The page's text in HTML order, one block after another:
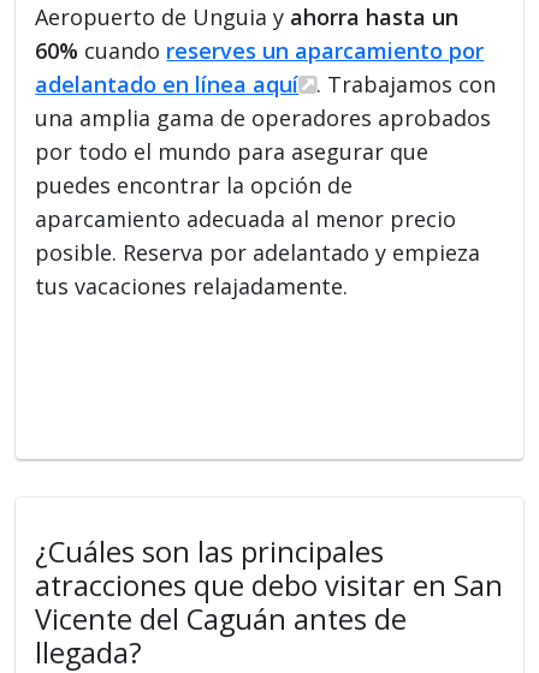
Aeropuerto de Unguia y ahorra hasta un
60% cuando reserves un aparcamiento por
adelantado en línea aquí
. Trabajamos con
una amplia gama de operadores aprobados
por todo el mundo para asegurar que
puedes encontrar la opción de
aparcamiento adecuada al menor precio
posible. Reserva por adelantado y empieza
tus vacaciones relajadamente.
¿Cuáles son las principales
atracciones que debo visitar en San
Vicente del Caguán antes de
llegada?